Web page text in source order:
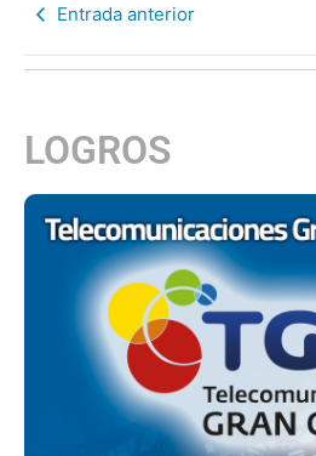
Entrada anterior
LOGROS